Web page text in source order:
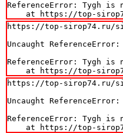
ReferenceError: Tygh is
at https://top-
https://top-sirop74.ru/
Uncaught
ReferenceError: Tygh is
at https://top-
https://top-sirop74.ru/
Uncaught
ReferenceError: Tygh is
at https://top-